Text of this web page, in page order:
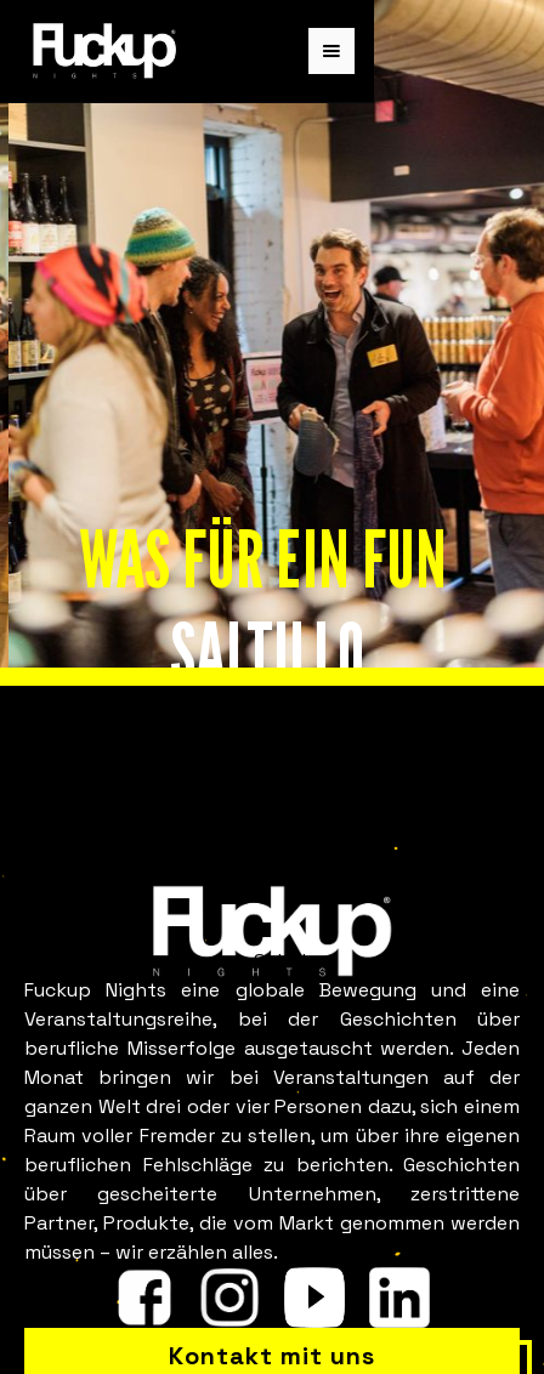
Ist in Ihrem Team wirklich alles
in Ordnung?
WAS FÜR EIN FUN
SALTILLO
Slide 2 of 8.
Saltillo
Fuckup Nights eine globale Bewegung und eine
Veranstaltungsreihe, bei der Geschichten über
berufliche Misserfolge ausgetauscht werden. Jeden
Monat bringen wir bei Veranstaltungen auf der
ganzen Welt drei oder vier Personen dazu, sich einem
Raum voller Fremder zu stellen, um über ihre eigenen
beruflichen Fehlschläge zu berichten. Geschichten
über gescheiterte Unternehmen, zerstrittene
Partner, Produkte, die vom Markt genommen werden
müssen – wir erzählen alles.
Kontakt mit uns